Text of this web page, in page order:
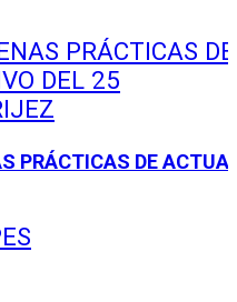
PRÁCTICAS DE